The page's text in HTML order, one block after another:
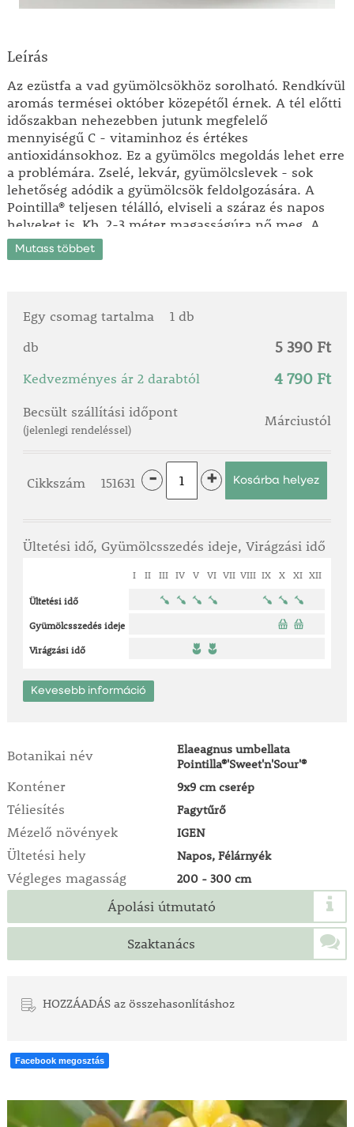
Leírás
Az ezüstfa a vad gyümölcsökhöz sorolható. Rendkívül
aromás termései október közepétől érnek. A tél előtti
időszakban nehezebben jutunk megfelelő
mennyiségű C - vitaminhoz és értékes
antioxidánsokhoz. Ez a gyümölcs megoldás lehet erre
a problémára. Zselé, lekvár, gyümölcslevek - sok
lehetőség adódik a gyümölcsök feldolgozására. A
Pointilla® teljesen télálló, elviseli a száraz és napos
helyeket is. Kb. 2-3 méter magasságúra nő meg. A
bőségesebb termés érdekében az idősebb hajtásokat
néhány évente érdemes kivágni. Nem önporzó! Ez
ültetni. Ez előny is egyben, mert így különböző színű
termések lesznek, hiszen mindkét bokor teremni fog.
Ha valamelyik fajtából kettőt szeretne, akkor a
növényt szállítunk.
Mutass többet
Egy csomag tartalma
1 db
db
5 390 Ft
Kedvezményes ár 2 darabtól 4 790 Ft
Becsült szállítási időpont
(jelenlegi rendeléssel)
Márciustól
Cikkszám 151631 - +
Ültetési idő, Gyümölcsszedés ideje, Virágzási idő
I II III IV V VI VII VIII IX X XI XII
Ültetési idő
Gyümölcsszedés ideje
Virágzási idő
Kevesebb információ
Botanikai név
Elaeagnus umbellata
Pointilla®'Sweet'n'Sour'®
Konténer 9x9 cm cserép
Téliesítés Fagytűrő
Mézelő növények IGEN
Ültetési hely Napos, Félárnyék
Végleges magasság 200 - 300 cm
Ápolási útmutató
Szaktanács
HOZZÁADÁS az összehasonlításhoz
Facebook megosztás